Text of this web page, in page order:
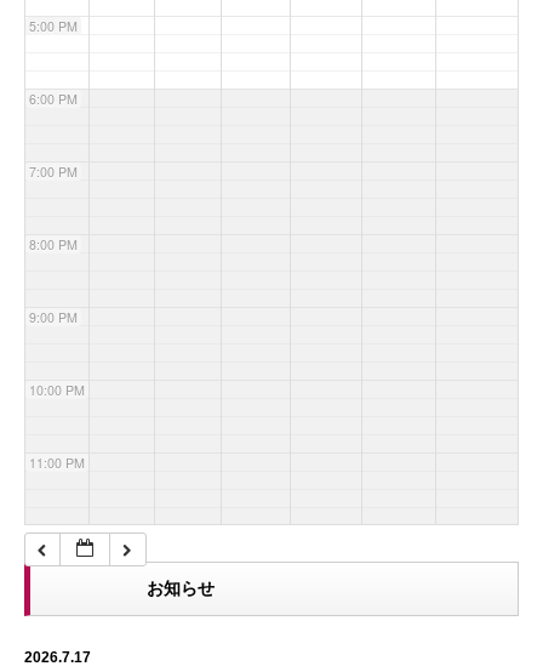
5:00 PM
6:00 PM
7:00 PM
8:00 PM
9:00 PM
10:00 PM
11:00 PM
お知らせ
2026.7.17